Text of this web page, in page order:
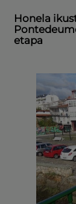
Honela
etapa